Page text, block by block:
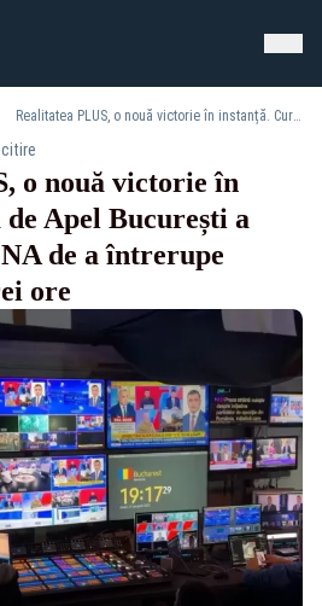
Realitatea PLUS, o nouă victorie în instanță. Curtea de Apel București a anulat decizia CNA de a întrerupe emisia pentru trei ore
o nouă victorie în
Apel București a
de a întrerupe
ore